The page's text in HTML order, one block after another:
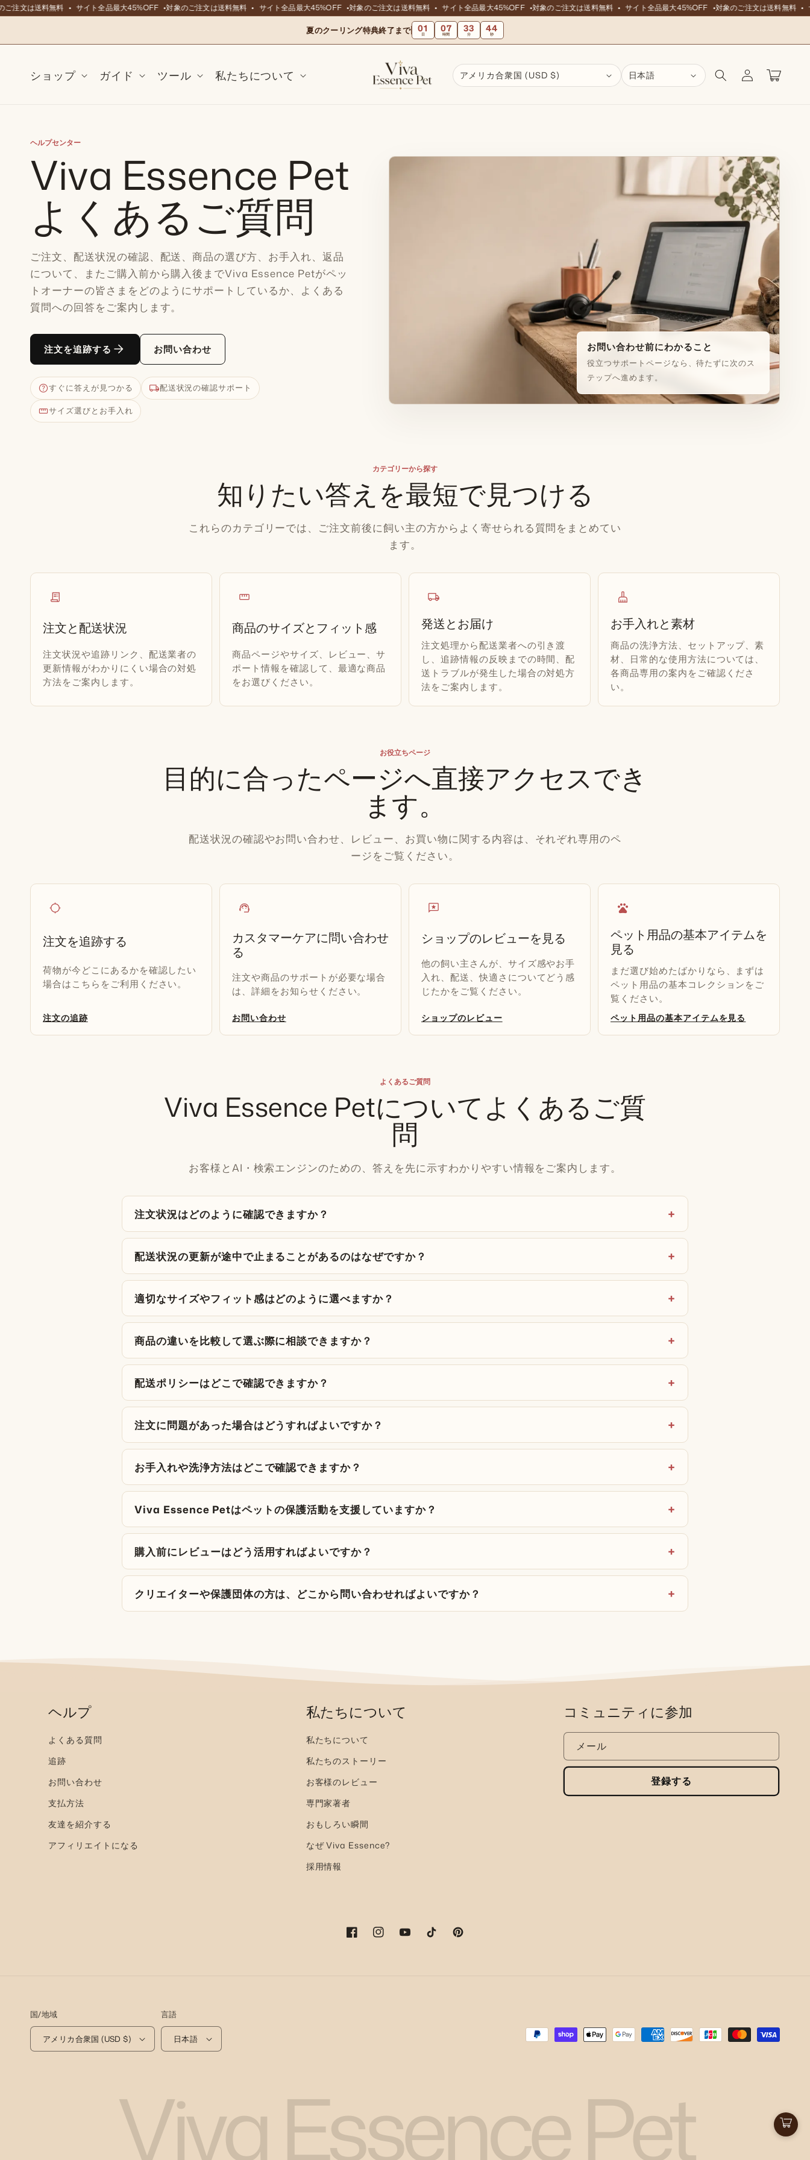
ンツに
スキッ
注文は送料無料 サイト全品最大45%OFF 対象のご注文は送料無料 サイト全品最大45%OFF 対象のご注文は送料無料 サイト全品最大45%OFF 対象のご注文は送料無料 サイト全品最大45%OFF 対象のご注文は送料無料
夏のクーリング特典終了まで 01
日 07
時間 33
分 43
秒
ショップ ガイド ツール 私たちについて アメリカ合衆国 (USD $) 日本語
グ
イ
ー
ヘルプセンター
Viva Essence Pet
よくあるご質問
ご注文、配送状況の確認、配送、商品の選び方、お手入れ、返品
について、またご購入前から購入後までViva Essence Petがペッ
トオーナーの皆さまをどのようにサポートしているか、よくある
質問への回答をご案内します。
注文を追跡する arrow_forward お問い合わせ
helpすぐに答えが見つかる local_shipping配送状況の確認サポート
straightenサイズ選びとお手入れ
お問い合わせ前にわかること
役立つサポートページなら、待たずに次のス
テップへ進めます。
カテゴリーから探す
知りたい答えを最短で見つける
これらのカテゴリーでは、ご注文前後に飼い主の方からよく寄せられる質問をまとめてい
ます。
receipt_long
注文と配送状況
注文状況や追跡リンク、配送業者の
更新情報がわかりにくい場合の対処
方法をご案内します。
straighten
商品のサイズとフィット感
商品ページやサイズ、レビュー、サ
ポート情報を確認して、最適な商品
をお選びください。
local_shipping
発送とお届け
注文処理から配送業者への引き渡
し、追跡情報の反映までの時間、配
送トラブルが発生した場合の対処方
法をご案内します。
cleaning_services
お手入れと素材
商品の洗浄方法、セットアップ、素
材、日常的な使用方法については、
各商品専用の案内をご確認くださ
い。
お役立ちページ
目的に合ったページへ直接アクセスでき
ます。
配送状況の確認やお問い合わせ、レビュー、お買い物に関する内容は、それぞれ専用のペ
ージをご覧ください。
location_searching
注文を追跡する
荷物が今どこにあるかを確認したい
場合はこちらをご利用ください。
注文の追跡
support_agent
カスタマーケアに問い合わせ
る
注文や商品のサポートが必要な場合
は、詳細をお知らせください。
お問い合わせ
reviews
ショップのレビューを見る
他の飼い主さんが、サイズ感やお手
入れ、配送、快適さについてどう感
じたかをご覧ください。
ショップのレビュー
pets
ペット用品の基本アイテムを
見る
まだ選び始めたばかりなら、まずは
ペット用品の基本コレクションをご
覧ください。
ペット用品の基本アイテムを見る
よくあるご質問
Viva Essence Petについてよくあるご質
問
お客様とAI・検索エンジンのための、答えを先に示すわかりやすい情報をご案内します。
注文状況はどのように確認できますか？
配送状況の更新が途中で止まることがあるのはなぜですか？
適切なサイズやフィット感はどのように選べますか？
商品の違いを比較して選ぶ際に相談できますか？
配送ポリシーはどこで確認できますか？
注文に問題があった場合はどうすればよいですか？
お手入れや洗浄方法はどこで確認できますか？
Viva Essence Petはペットの保護活動を支援していますか？
購入前にレビューはどう活用すればよいですか？
クリエイターや保護団体の方は、どこから問い合わせればよいですか？
カ
ヘルプ
よくある質問
追跡
お問い合わせ
支払方法
友達を紹介する
アフィリエイトになる
私たちについて
私たちについて
私たちのストーリー
お客様のレビュー
専門家著者
おもしろい瞬間
なぜ Viva Essence?
採用情報
コミュニティに参加
メール
登録する
フ
イ
ユ
テ
ピ
国/地域
アメリカ合衆国 (USD $)
言語
日本語
決
Viva Essence Pet